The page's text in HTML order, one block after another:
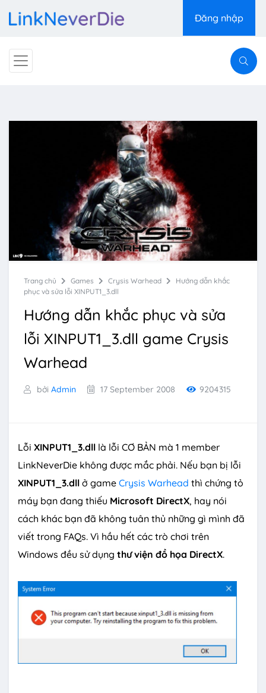
Đăng nhập
Trang chủ Games Crysis Warhead
Hướng dẫn khắc
phục và sửa lỗi XINPUT1_3.dll
Hướng dẫn khắc phục và sửa
lỗi XINPUT1_3.dll game Crysis
Warhead
bởi Admin 17 September 2008 9204315
Lỗi XINPUT1_3.dll là lỗi CƠ BẢN mà 1 member
LinkNeverDie không được mắc phải. Nếu bạn bị lỗi
XINPUT1_3.dll ở game Crysis Warhead thì chứng tỏ
máy bạn đang thiếu Microsoft DirectX, hay nói
cách khác bạn đã không tuân thủ những gì mình đã
viết trong FAQs. Vì hầu hết các trò chơi trên
Windows đều sử dụng thư viện đồ họa DirectX.